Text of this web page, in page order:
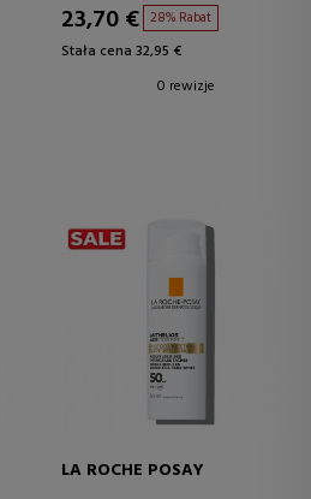
23,70 € 28% Rabat
Stała cena 32,95 €
0 rewizje
LA ROCHE POSAY